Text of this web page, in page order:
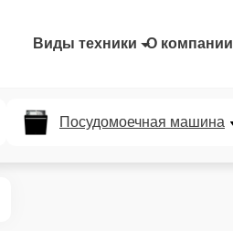
Виды техники О компании
Посудомоечная машина